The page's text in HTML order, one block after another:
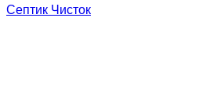
Септик Чисток